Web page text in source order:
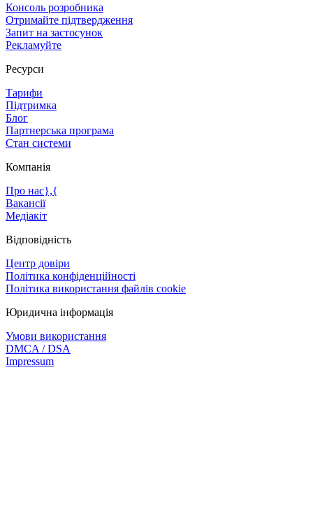
Консоль розробника
Отримайте підтвердження
Запит на застосунок
Рекламуйте
Ресурси
Тарифи
Підтримка
Блог
Партнерська програма
Стан системи
Компанія
Про нас},{
Вакансії
Медіакіт
Відповідність
Центр довіри
Політика конфіденційності
Політика використання файлів cookie
Юридична інформація
Умови використання
DMCA / DSA
Impressum